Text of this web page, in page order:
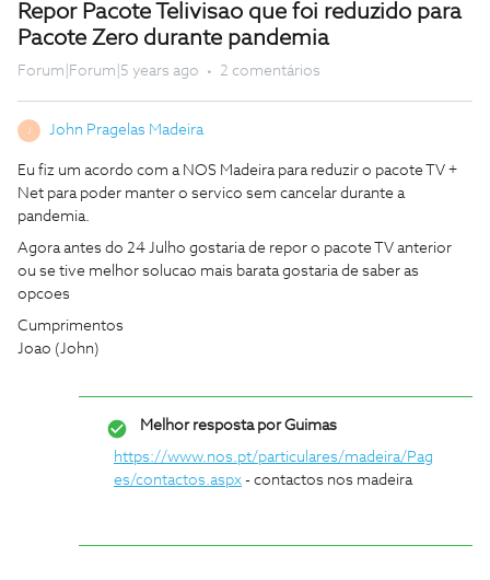
Repor Pacote Telivisao que foi reduzido para
Pacote Zero durante pandemia
Forum|Forum|5 years ago 2 comentários
John Pragelas Madeira
Eu fiz um acordo com a NOS Madeira para reduzir o pacote TV +
Net para poder manter o servico sem cancelar durante a
pandemia.
Agora antes do 24 Julho gostaria de repor o pacote TV anterior
ou se tive melhor solucao mais barata gostaria de saber as
opcoes
Cumprimentos
Joao (John)
Melhor resposta porGuimas
https://www.nos.pt/particulares/madeira/Pag
es/contactos.aspx - contactos nos madeira